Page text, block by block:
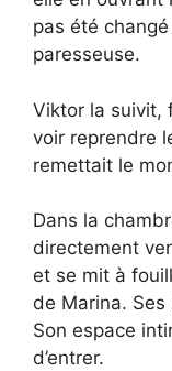
pas été
paresseuse.
Viktor la suivit,
voir reprendre
remettait le
Dans la
directement
et se mit à
de Marina.
Son espace
d’entrer.